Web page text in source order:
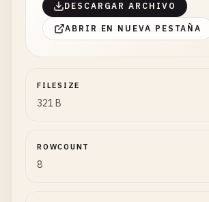
DESCARGAR ARCHIVO
ABRIR EN NUEVA PESTAÑA
FILESIZE
321 B
ROWCOUNT
8